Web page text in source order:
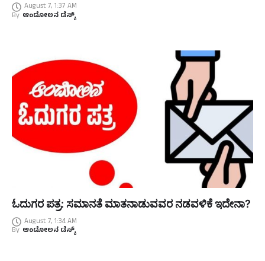
August 7, 1:37 AM
By ಆಂದೋಲನ ಡೆಸ್ಕ್
ಓದುಗರ ಪತ್ರ: ಸಮಾನತೆ ಮಾತನಾಡುವವರ ನಡವಳಿಕೆ ಇದೇನಾ?
August 7, 1:34 AM
By ಆಂದೋಲನ ಡೆಸ್ಕ್